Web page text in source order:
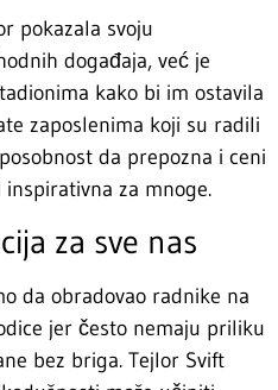
pokazala svoju
događaja, već je
kako bi im ostavila
zaposlenima koji su radili
da prepozna i ceni
za mnoge.
za sve nas
da obradovao radnike na
jer često nemaju priliku
bez briga. Tejlor Svift